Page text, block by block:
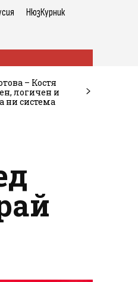
НюзКурник
– Костя
логичен и
ни система